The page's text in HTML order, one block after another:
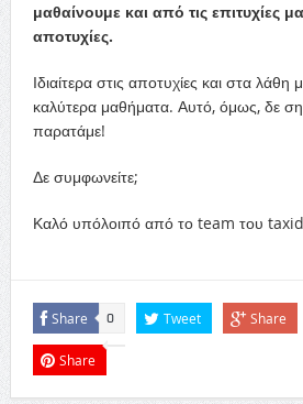
μαθαίνουμε και από τις επιτυχίες
αποτυχίες.
Ιδιαίτερα στις αποτυχίες και στα
καλύτερα μαθήματα. Αυτό, όμως, δε
παρατάμε!
Δε συμφωνείτε;
Καλό υπόλοιπό από το team του
Share 0 Tweet Share
Share